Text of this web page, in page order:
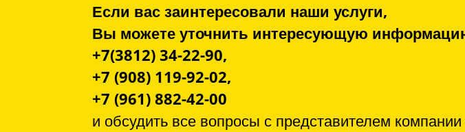
Если вас заинтересовали наши услуги,
Вы можете уточнить интересующую
+7(3812) 34-22-90,
+7 (908) 119-92-02,
+7 (961) 882-42-00
и обсудить все вопросы с представителем